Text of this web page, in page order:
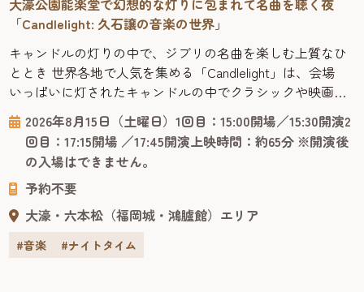
大濠公園能楽堂で幻想的な灯りに包まれて名曲を聴く夜
「Candlelight: 久石譲の音楽の世界」
キャンドルの灯りの中で、ジブリの名曲を楽しむ上質なひ
ととき 世界各地で人気を集める「Candlelight」は、会場
いっぱいに灯されたキャンドルの中でクラシックや映画音
楽を聴く新しい形のコンサートシリーズです。たくさんの
キャンドルが揺らめく幻想的な空間と一流の弦楽器奏者が
生み出す音色は、言葉の壁を超えて心に響きます。 会場は
檜造りの本格的な能楽堂で、普段は能や狂言が上演される
日本の伝統建築で...
2026年8月15日（土曜日）1回目：15:00開場／15:30開演2
回目：17:15開場 ／17:45開演上映時間：約65分 ※開演後
の入場はできません。
予約不要
大濠・六本松（福岡城・鴻臚館）エリア
#音楽 #ナイトタイム